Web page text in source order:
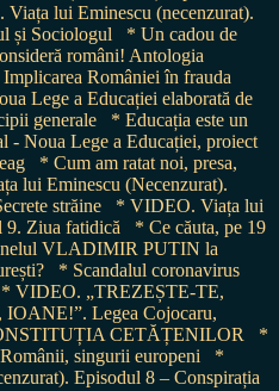
lui Eminescu (necenzurat).
și Sociologul
* Un cadou de
români! Antologia
României în frauda
Lege a Educației elaborată de
generale
* Educația este un
- Noua Lege a Educației, proiect
* Cum am ratat noi, presa,
lui Eminescu (Necenzurat).
străine
* VIDEO. Viața lui
9. Ziua fatidică
* Ce căuta, pe 19
VLADIMIR PUTIN la
* Scandalul coronavirus
* VIDEO. „TREZEȘTE-TE,
Legea Cojocaru,
CETĂȚENILOR
*
singurii europeni
*
Episodul 8 – Conspirația